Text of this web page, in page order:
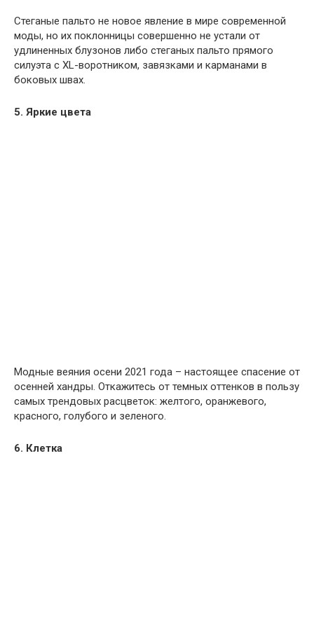
Стеганые пальто не новое явление в мире современной
моды, но их поклонницы совершенно не устали от
удлиненных блузонов либо стеганых пальто прямого
силуэта с XL-воротником, завязками и карманами в
боковых швах.
5. Яркие цвета
Модные веяния осени 2021 года – настоящее спасение от
осенней хандры. Откажитесь от темных оттенков в пользу
самых трендовых расцветок: желтого, оранжевого,
красного, голубого и зеленого.
6. Клетка